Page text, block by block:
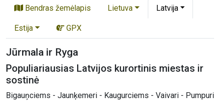
Bendras žemėlapis Lietuva Latvija
Estija GPX
Jūrmala ir Ryga
Populiariausias Latvijos kurortinis miestas ir
sostinė
Bigauņciems - Jaunķemeri - Kaugurciems - Vaivari - Pumpuri